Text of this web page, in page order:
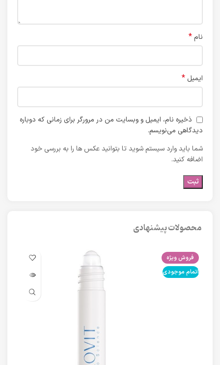
نام *
ایمیل *
ذخیره نام، ایمیل و وبسایت من در مرورگر برای زمانی که دوباره
دیدگاهی می‌نویسم.
شما باید وارد سیستم شوید تا بتوانید عکس ها را به بررسی خود
اضافه کنید.
محصولات پیشنهادی
فروش ویژه
اتمام موجودی